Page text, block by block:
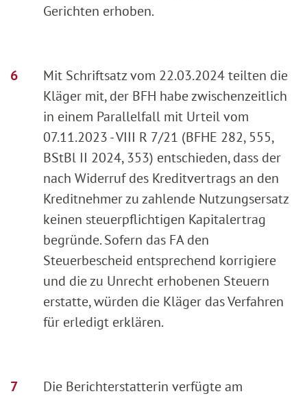
Gerichten erhoben.
Mit Schriftsatz vom 22.03.2024 teilten die
Kläger mit, der BFH habe zwischenzeitlich
in einem Parallelfall mit Urteil vom
07.11.2023 - VIII R 7/21 (BFHE 282, 555,
BStBl II 2024, 353) entschieden, dass der
nach Widerruf des Kreditvertrags an den
Kreditnehmer zu zahlende Nutzungsersatz
keinen steuerpflichtigen Kapitalertrag
begründe. Sofern das FA den
Steuerbescheid entsprechend korrigiere
und die zu Unrecht erhobenen Steuern
erstatte, würden die Kläger das Verfahren
für erledigt erklären.
Die Berichterstatterin verfügte am